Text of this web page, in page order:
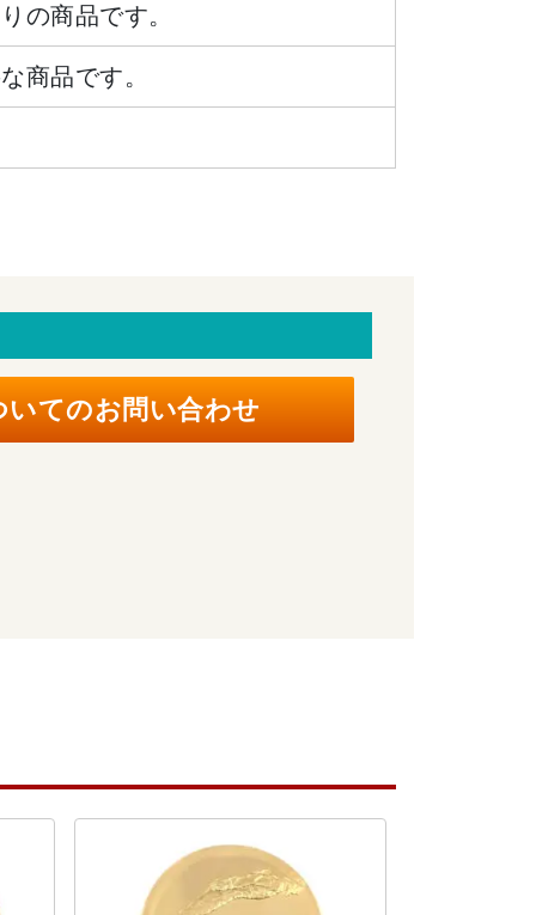
の商品です。
商品です。
いてのお問い合わせ